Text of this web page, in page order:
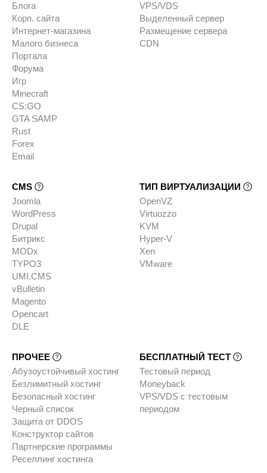
Блога
Корп. сайта
Интернет-магазина
Малого бизнеса
Портала
Форума
Игр
Minecraft
CS:GO
GTA SAMP
Rust
Forex
Email
VPS/VDS
Выделенный сервер
Размещение сервера
CDN
CMS
Joomla
WordPress
Drupal
Битрикс
MODx
TYPO3
UMI.CMS
vBulletin
Magento
Opencart
DLE
ТИП ВИРТУАЛИЗАЦИИ
OpenVZ
Virtuozzo
KVM
Hyper-V
Xen
VMware
ПРОЧЕЕ
Абузоустойчивый хостинг
Безлимитный хостинг
Безопасный хостинг
Черный список
Защита от DDOS
Конструктор сайтов
Партнерские программы
Реселлинг хостинга
БЕСПЛАТНЫЙ ТЕСТ
Тестовый период
Moneyback
VPS/VDS с тестовым
периодом